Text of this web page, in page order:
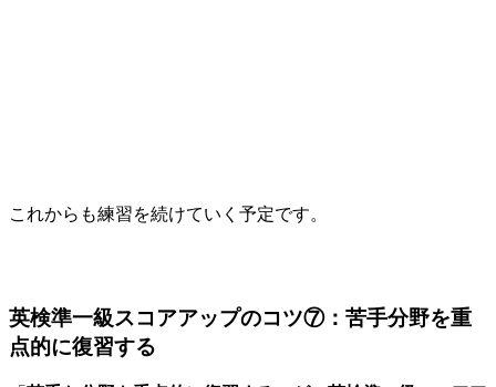
これからも練習を続けていく予定です。
英検準一級スコアアップのコツ⑦：苦手分野を重
点的に復習する